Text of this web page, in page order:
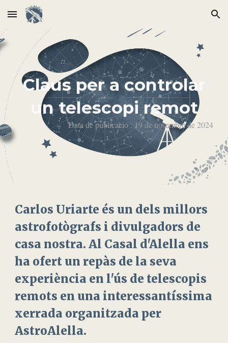
Skip to main content Skip to navigation
Claus per a controlar
un telescopi remot
Data de publicació , 19 de novembre de 2024
Carlos Uriarte és un dels millors
astrofotògrafs i divulgadors de
casa nostra. Al Casal d'Alella ens
ha ofert un repàs de la seva
experiència en l'ús de telescopis
remots en una interessantíssima
xerrada organitzada per
AstroAlella.